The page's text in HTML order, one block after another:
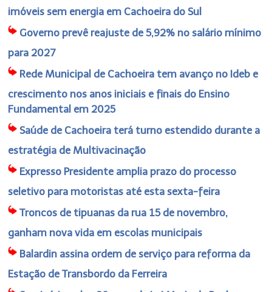
imóveis sem energia em Cachoeira do Sul
Governo prevê reajuste de 5,92% no salário mínimo
para 2027
Rede Municipal de Cachoeira tem avanço no Ideb e
crescimento nos anos iniciais e finais do Ensino
Fundamental em 2025
Saúde de Cachoeira terá turno estendido durante a
estratégia de Multivacinação
Expresso Presidente amplia prazo do processo
seletivo para motoristas até esta sexta-feira
Troncos de tipuanas da rua 15 de novembro,
ganham nova vida em escolas municipais
Balardin assina ordem de serviço para reforma da
Estação de Transbordo da Ferreira